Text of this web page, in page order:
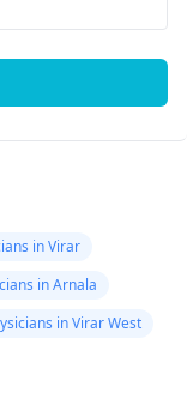
in Virar
in Arnala
in Virar West